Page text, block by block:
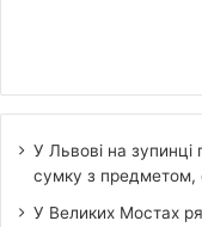
У Львові на зупинці
сумку з
У Великих Мостах